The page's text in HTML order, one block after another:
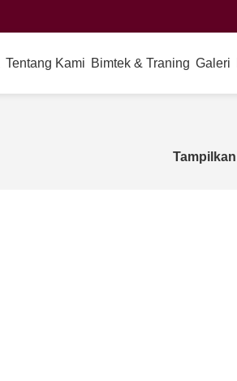
Tentang Kami Bimtek & Traning Galeri
Tampilkan